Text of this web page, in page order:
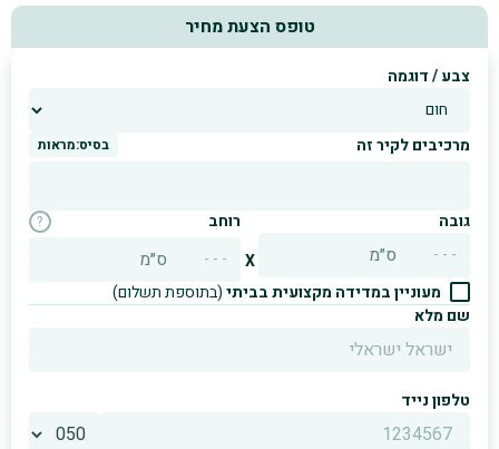
טופס הצעת מחיר
צבע / דוגמה
מרכיבים לקיר זה בסיס:מראות
גובה
ס״מ X
רוחב ?
ס״מ
מעוניין במדידה מקצועית בביתי(בתוספת תשלום)
שם מלא
טלפון נייד